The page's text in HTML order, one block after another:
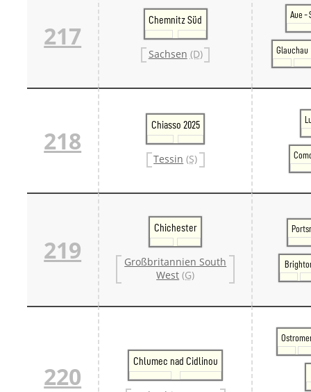
217
Chemnitz Süd
Sachsen (D)
Aue -
Glauchau
218
Chiasso 2025
Tessin (S)
219
Chichester
Großbritannien South
West (G)
220
Chlumec nad Cidlinou